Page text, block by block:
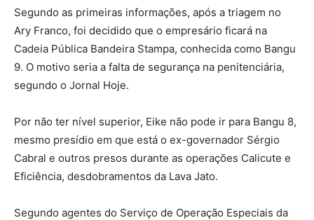
Segundo as primeiras informações, após a triagem no
Ary Franco, foi decidido que o empresário ficará na
Cadeia Pública Bandeira Stampa, conhecida como Bangu
9. O motivo seria a falta de segurança na penitenciária,
segundo o Jornal Hoje.
Por não ter nível superior, Eike não pode ir para Bangu 8,
mesmo presídio em que está o ex-governador Sérgio
Cabral e outros presos durante as operações Calicute e
Eficiência, desdobramentos da Lava Jato.
Segundo agentes do Serviço de Operação Especiais da